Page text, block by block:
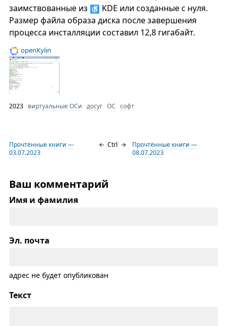
заимствованные из
KDE или созданные с нуля.
Размер файла образа диска после завершения
процесса инсталляции составил 12,8 гигабайт.
openKylin
2023 виртуальные ОСи досуг ОС софт
Прочтённые книги —
03.07.2023
← Ctrl →
Прочтённые книги —
08.07.2023
Ваш комментарий
Имя и фамилия
Эл. почта
адрес не будет опубликован
Текст